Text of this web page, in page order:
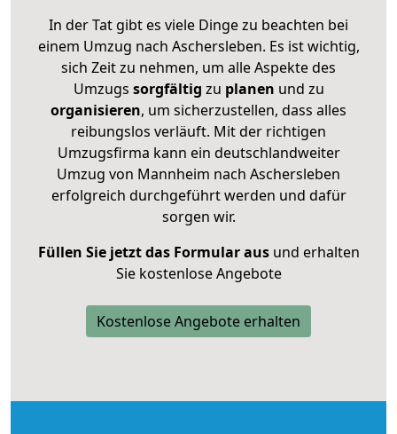
In der Tat gibt es viele Dinge zu beachten bei
einem Umzug nach Aschersleben. Es ist wichtig,
sich Zeit zu nehmen, um alle Aspekte des
Umzugs sorgfältig zu planen und zu
organisieren, um sicherzustellen, dass alles
reibungslos verläuft. Mit der richtigen
Umzugsfirma kann ein deutschlandweiter
Umzug von Mannheim nach Aschersleben
erfolgreich durchgeführt werden und dafür
sorgen wir.
Füllen Sie jetzt das Formular ausund erhalten
Sie kostenlose Angebote
Kostenlose Angebote erhalten